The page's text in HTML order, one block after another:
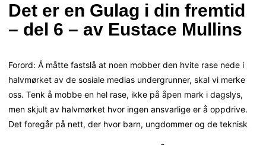
Det er en Gulag i din fremtid
– del 6 – av Eustace Mullins
Forord: Å måtte fastslå at noen mobber den hvite rase nede i
halvmørket av de sosiale medias undergrunner, skal vi merke
oss. Tenk å mobbe en hel rase, ikke på åpen mark i dagslys,
men skjult av halvmørket hvor ingen ansvarlige er å oppdrive.
Det foregår på nett, der hvor barn, ungdommer og de teknisk